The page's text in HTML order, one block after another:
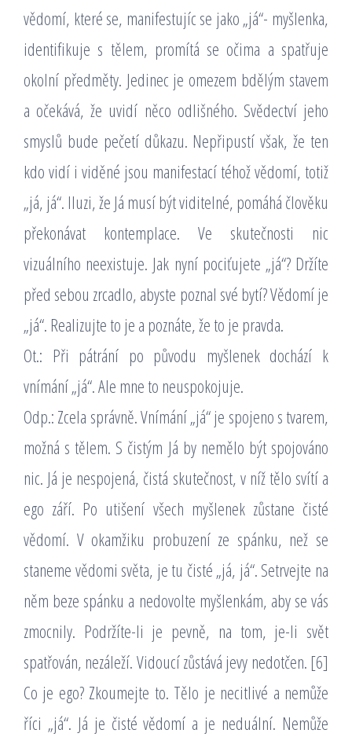
vědomí, které se, manifestujíc se jako „já“- myšlenka,
identifikuje s tělem, promítá se očima a spatřuje
okolní předměty. Jedinec je omezem bdělým stavem
a očekává, že uvidí něco odlišného. Svědectví jeho
smyslů bude pečetí důkazu. Nepřipustí však, že ten
kdo vidí i viděné jsou manifestací téhož vědomí, totiž
„já, já“. Iluzi, že Já musí být viditelné, pomáhá člověku
překonávat kontemplace. Ve skutečnosti nic
vizuálního neexistuje. Jak nyní pociťujete „já“? Držíte
před sebou zrcadlo, abyste poznal své bytí? Vědomí je
„já“. Realizujte to je a poznáte, že to je pravda.
Ot.: Při pátrání po původu myšlenek dochází k
vnímání „já“. Ale mne to neuspokojuje.
Odp.: Zcela správně. Vnímání „já“ je spojeno s tvarem,
možná s tělem. S čistým Já by nemělo být spojováno
nic. Já je nespojená, čistá skutečnost, v níž tělo svítí a
ego září. Po utišení všech myšlenek zůstane čisté
vědomí. V okamžiku probuzení ze spánku, než se
staneme vědomi světa, je tu čisté „já, já“. Setrvejte na
něm beze spánku a nedovolte myšlenkám, aby se vás
zmocnily. Podržíte-li je pevně, na tom, je-li svět
spatřován, nezáleží. Vidoucí zůstává jevy nedotčen. [6]
Co je ego? Zkoumejte to. Tělo je necitlivé a nemůže
říci „já“. Já je čisté vědomí a je neduální. Nemůže